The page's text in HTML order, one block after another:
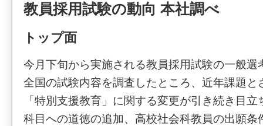
教員採用試験の動向 本社調べ
トップ面
今月下旬から実施される教員採用試験の一般選
全国の試験内容を調査したところ、近年課題と
「特別支援教育」に関する変更が引き続き目
科目への道徳の追加、高校社会科教員の出願条